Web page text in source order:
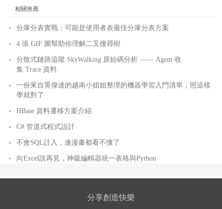
相關推薦
分庫分表實戰：可能是使用者表最佳分庫分表方案
4 張 GIF 圖幫助你理解二叉搜尋樹
分散式鏈路追蹤 SkyWalking 原始碼分析 —— Agent 收
集 Trace 資料
一份來自英偉達的越南小姐姐整理的機器學習入門清單，照這樣
學就對了
HBase 資料遷移方案介紹
C# 管道式程式設計
不會SQL註入，連漫畫都看不懂了
向Excel說再見，神級編輯器統一表格與Python
分享創造快樂